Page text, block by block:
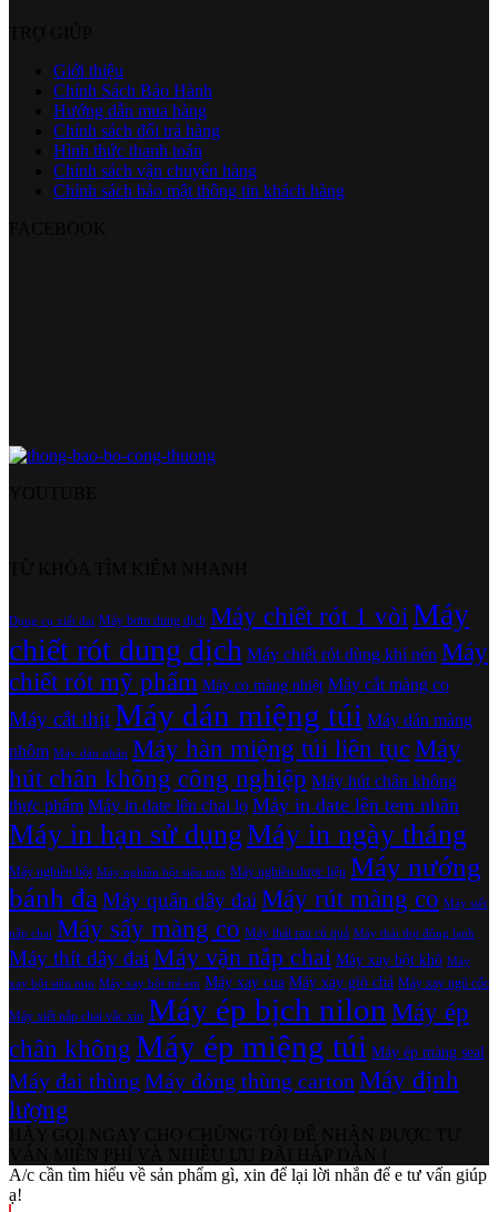
Giới thiệu
Chính Sách Bảo Hành
Hướng dẫn mua hàng
Chính sách đổi trả hàng
Hình thức thanh toán
Chính sách vận chuyển hàng
Chính sách bảo mật thông tin khách hàng
Dụng cụ xiết đai Máy bơm dung dịch Máy chiết rót 1 vòiMáy
chiết rót dung dịch Máy chiết rót dùng khí nén Máy
chiết rót mỹ phẩm Máy co màng nhiệt Máy cắt màng co
Máy cắt thịtMáy dán miệng túi Máy dán màng
nhôm Máy dán nhãn Máy hàn miệng túi liên tụcMáy
hút chân không công nghiệp Máy hút chân không
thực phẩm Máy in date lên chai lọ Máy in date lên tem nhãn
Máy in hạn sử dụngMáy in ngày tháng
Máy nghiền bột Máy nghiền bột siêu mịn Máy nghiền dược liệu Máy nướng
bánh đa Máy quấn dây đaiMáy rút màng co Máy siết
nắp chai Máy sấy màng co Máy thái rau củ quả Máy thái thịt đông lạnh
Máy thít dây đaiMáy vặn nắp chai Máy xay bột khô Máy
xay bột siêu mịn Máy xay bột trẻ em Máy xay cua Máy xay giò chả Máy xay ngũ cốc
Máy xiết nắp chai vắc xin Máy ép bịch nilon Máy ép
chân không Máy ép miệng túi Máy ép màng seal
Máy đai thùng Máy đóng thùng carton Máy định
lượng
A/c cần tìm hiểu về sản phẩm gì, xin để lại lời nhắn để e tư vấn giúp
ạ!